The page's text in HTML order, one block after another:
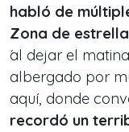
habló de
Zona de
́al dejar el
albergado por
aquí, donde
recordó un